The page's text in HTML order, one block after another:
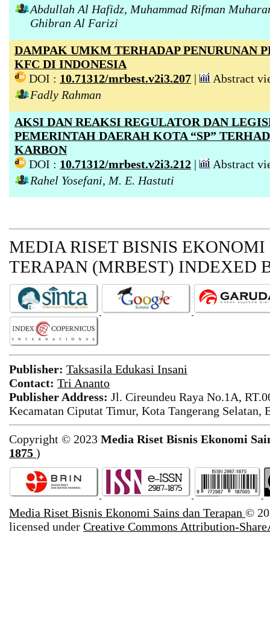
Abdullah Al Hafidz, Muhammad Rifman
Ghibran Al Farizi
DAMPAK UMKM TERHADAP PENURUNAN
KFC DI INDONESIA
DOI : 10.71312/mrbest.v2i3.207 |
Abstract
Fadly Rahman
AKSI DAN REAKSI REGULATOR DAN
PEMERINTAH DAERAH KOTA “SP”
KARBON
DOI : 10.71312/mrbest.v2i3.212 |
Abstract
Rahel Yosefani, M. E. Hastuti
MEDIA RISET BISNIS
TERAPAN (MRBEST) INDEXED
Publisher: Taksasila Edukasi Insani
Contact: Tri Ananto
Publisher Address: Jl. Cireundeu Raya No.1A,
Kecamatan Ciputat Timur, Kota Tangerang Selatan,
Copyright © 2023 Media Riset Bisnis Ekonomi
1875 )
Media Riset Bisnis Ekonomi Sains dan Terapan ©
licensed under Creative Commons Attribution-